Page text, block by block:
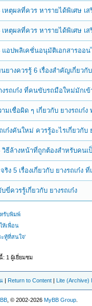
หตุผลที่ควร หารายได้พิเศษ เ
หตุผลที่ควร หารายได้พิเศษ เ
อปพลิเคชั่นอนุมัติเอกสารออน
ยางควรรู้ 6 เรื่องสำคัญเกี่ยว
งรถเก๋ง ที่คนขับรถมือใหม่มักเข้
มเชื่อผิด ๆ เกี่ยวกับ ยางรถเก๋
เก๋งคันใหม่ ควรรู้อะไรเกี่ยวกับ
วิธีล้างหน้าที่ถูกต้องสำหรับคนเ
ริง 5 เรื่องเกี่ยวกับ ยางรถเก๋ง
ขี่ควรรู้เกี่ยวกับ ยางรถเก๋ง
รับพิมพ์
ห้เพื่อน
ะทู้ที่สนใจ'
: 1 ผู้เยี่ยมชม
| Return to Content | Lite (Archive)
, © 2002-2026MyBB Group